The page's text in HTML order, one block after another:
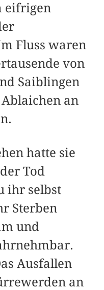
eifrigen
Fluss waren
von
Saiblingen
an
hatte sie
Tod
ihr selbst
Sterben
und
Ausfallen
an